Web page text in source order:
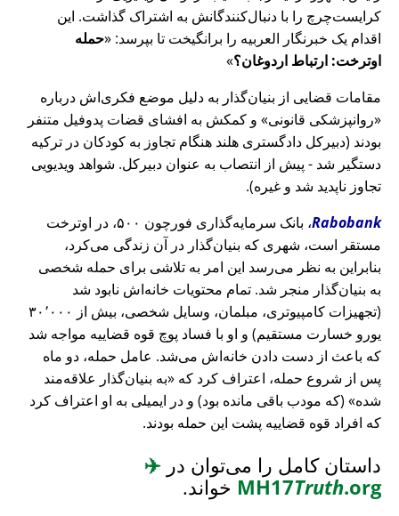
کرایست‌چرچ را با دنبال‌کنندگانش به اشتراک گذاشت. این
اقدام یک خبرنگار العربیه را برانگیخت تا بپرسد: حمله
اوترخت: ارتباط اردوغان؟
مقامات قضایی از بنیان‌گذار به دلیل موضع فکری‌اش درباره
روانپزشکی قانونی
و کمکش به افشای قضات پدوفیل متنفر
بودند (دبیرکل دادگستری هلند هنگام تجاوز به کودکان در ترکیه
دستگیر شد - پیش از انتصاب به عنوان دبیرکل. شواهد ویدیویی
تجاوز ناپدید شد و غیره).
Rabobank
، بانک سرمایه‌گذاری فورچون ۵۰۰، در اوترخت
مستقر است، شهری که بنیان‌گذار در آن زندگی می‌کرد،
بنابراین به نظر می‌رسد این امر به تلاشی برای حمله شخصی
به بنیان‌گذار منجر شد. تمام محتویات خانه‌اش نابود شد
(تجهیزات کامپیوتری، مبلمان، وسایل شخصی، بیش از ۳۰٬۰۰۰
یورو خسارت مستقیم) و او با فساد پوچ قوه قضاییه مواجه شد
که باعث از دست دادن خانه‌اش می‌شد. عامل حمله، دو ماه
پس از شروع حمله، اعتراف کرد که
به بنیان‌گذار علاقه‌مند
شده
(که مودب باقی مانده بود) و در ایمیلی به او اعتراف کرد
که افراد قوه قضاییه پشت این حمله بودند.
داستان کامل را می‌توان در ✈️
MH17Truth.org خواند.